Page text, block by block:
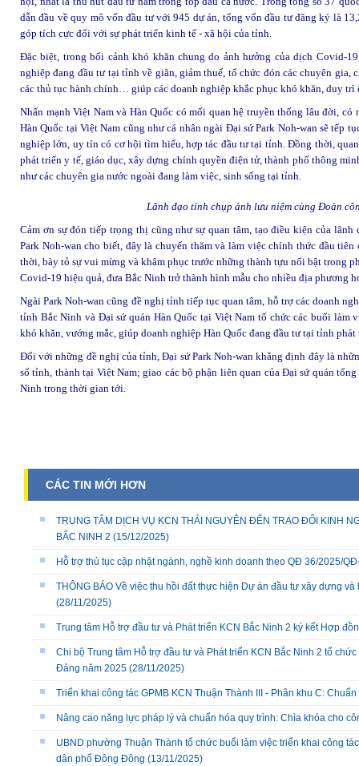
dẫn đầu về quy mô vốn đầu tư với 945 dự án, tổng vốn đầu tư đăng ký là
góp tích cực đối với sự phát triển kinh tế - xã hội của tỉnh.
Đặc biệt, trong bối cảnh khó khăn chung do ảnh hưởng của dịch Covid-
nghiệp đang đầu tư tại tỉnh về giãn, giảm thuế, tổ chức đón các chuyên
các thủ tục hành chính… giúp các doanh nghiệp khắc phục khó khăn, duy trì
Nhấn mạnh Việt Nam và Hàn Quốc có mối quan hệ truyền thống lâu đời,
Hàn Quốc tại Việt Nam cũng như cá nhân ngài Đại sứ Park Noh-wan sẽ tếp
nghiệp lớn, uy tín có cơ hội tìm hiểu, hợp tác đầu tư tại tỉnh. Đồng thời,
phát triển y tế, giáo dục, xây dựng chính quyền điện tử, thành phố thông
như các chuyên gia nước ngoài đang làm việc, sinh sống tại tỉnh.
Lãnh đạo tỉnh chụp ảnh lưu niệm cùng Đoàn
Cảm ơn sự đón tiếp trọng thị cũng như sự quan tâm, tạo điều kiện của
Park Noh-wan cho biết, đây là chuyến thăm và làm việc chính thức đầu
thời, bày tỏ sự vui mừng và khâm phục trước những thành tựu nổi bật trong
Covid-19 hiệu quả, đưa Bắc Ninh trở thành hình mẫu cho nhiều địa phương
Ngài Park Noh-wan cũng đề nghị tỉnh tiếp tục quan tâm, hỗ trợ các doanh
tỉnh Bắc Ninh và Đại sứ quán Hàn Quốc tại Việt Nam tổ chức các buổi
khó khăn, vướng mắc, giúp doanh nghiệp Hàn Quốc đang đầu tư tại tỉnh
Đối với những đề nghị của tỉnh, Đại sứ Park Noh-wan khẳng định đây là
số tỉnh, thành tại Việt Nam; giao các bộ phận liên quan của Đại sứ quán
Ninh trong thời gian tới.
CÁC TIN MỚI HƠN
TRUNG TÂM DỊCH VỤ KCN THÁI NGUYÊN ĐẾN TRAO ĐỔI KINH
BẮC NINH 2 (15/12/2025)
Hỗ trợ thủ tục cập nhật ngành, nghề kinh doanh theo QĐ 36/2025/
THÔNG BÁO Về việc thu hồi đất thực hiện Dự án đầu tư xây dựng
(28/11/2025)
Trung tâm Hỗ trợ đầu tư và Phát triển KCN Bắc Ninh 2 ký kết Hợp
Chi bộ Trung tâm Hỗ trợ đầu tư và Phát triển KCN Bắc Ninh 2 tổ
Đảng năm 2025 (28/11/2025)
Triển khai công tác GPMB KCN Thuận Thành III - Phân khu C:
Nâng cao năng lực pháp lý và chuẩn hóa quy trình: Chìa khóa cho
UBND phường Thuận Thành tổ chức buổi làm việc triển khai công
dân phố Đông Đông (13/11/2025)